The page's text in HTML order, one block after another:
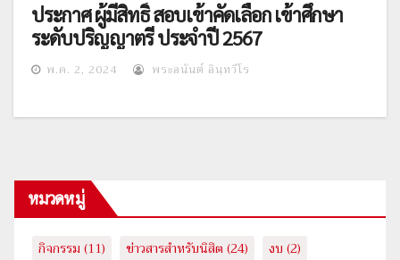
ประกาศ ผู้มีสิทธิ์ สอบเข้าคัดเลือก เข้าศึกษา
ระดับปริญญาตรี ประจำปี 2567
พ.ค. 2, 2024 พระอนันต์ อินฺทวีโร
หมวดหมู่
กิจกรรม (11) ข่าวสารสำหรับนิสิต (24) งบ (2)